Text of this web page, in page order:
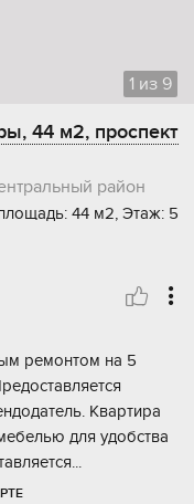
1 из 9
44 м2, проспект
район
44 м2, Этаж: 5
ремонтом на 5
Квартира
для удобства